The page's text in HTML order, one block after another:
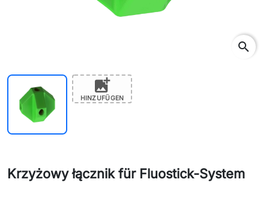
search
add_photo_alternate
HINZUFÜGEN
Krzyżowy łącznik für Fluostick-System